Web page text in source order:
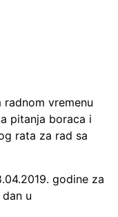
radnom vremenu
pitanja boraca i
rata za rad sa
godine za
u